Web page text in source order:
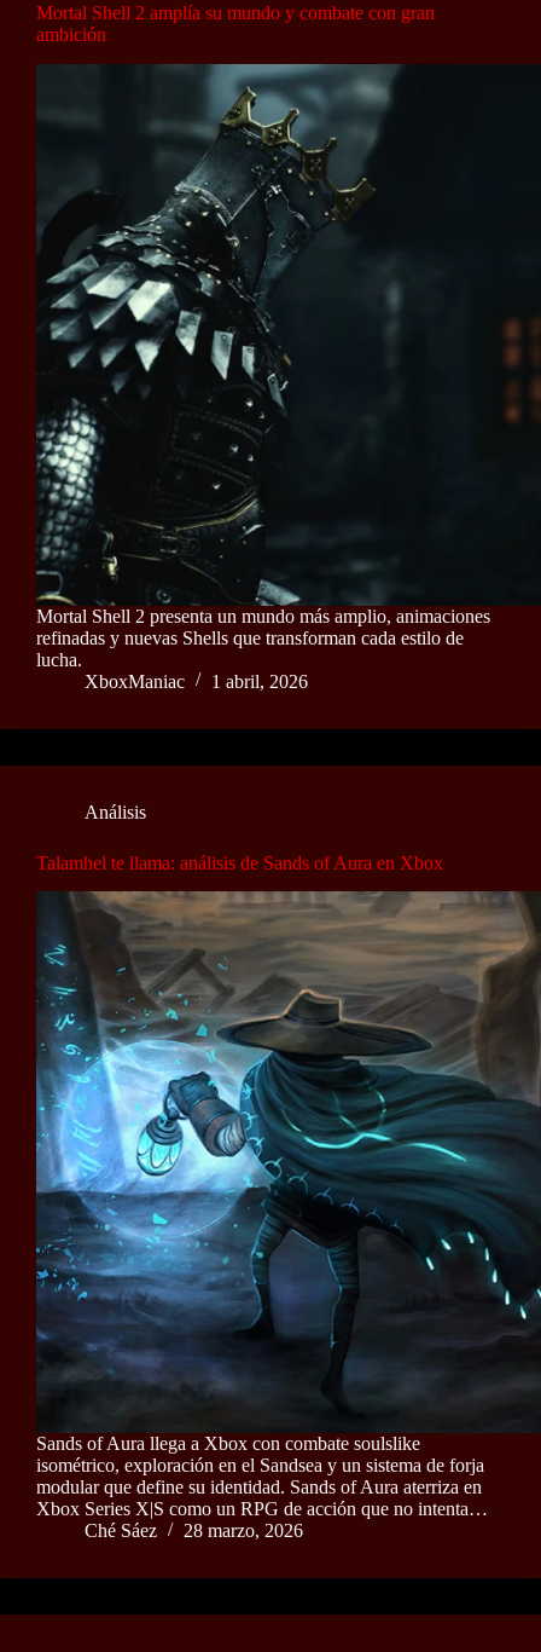
Mortal Shell 2 amplía su mundo y combate con gran
ambición
Mortal Shell 2 presenta un mundo más amplio, animaciones
refinadas y nuevas Shells que transforman cada estilo de
lucha.
XboxManiac
1 abril, 2026
Análisis
Talamhel te llama: análisis de Sands of Aura en Xbox
Sands of Aura llega a Xbox con combate soulslike
isométrico, exploración en el Sandsea y un sistema de forja
modular que define su identidad. Sands of Aura aterriza en
Xbox Series X|S como un RPG de acción que no intenta…
Ché Sáez
28 marzo, 2026